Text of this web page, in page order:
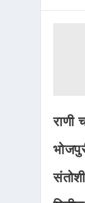
राणी